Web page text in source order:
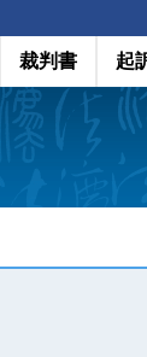
裁判書 起